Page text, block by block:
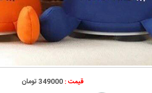
قیمت :349000 تومان